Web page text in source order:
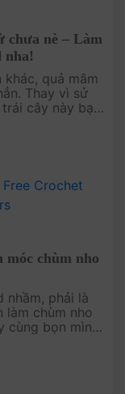
chưa nè – Làm
nha!
quả mâm
Thay vì sử
cây này bạn
móc chùm nho
nhầm, phải là
làm chùm nho
cùng bọn mình